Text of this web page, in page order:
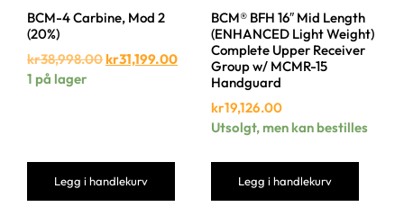
BCM-4 Carbine, Mod 2
(20%)
kr38,998.00kr31,199.00
1 på lager
Legg i handlekurv
BCM® BFH 16″ Mid Length
(ENHANCED Light Weight)
Complete Upper Receiver
Group w/ MCMR-15
Handguard
kr19,126.00
Utsolgt, men kan bestilles
Legg i handlekurv